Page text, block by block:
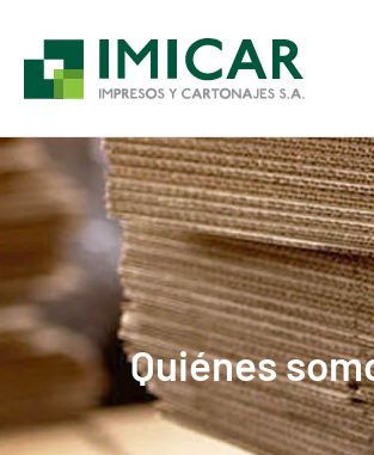
contenido
Quiénes